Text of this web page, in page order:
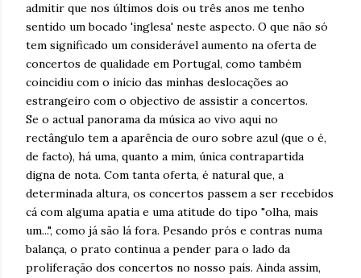
admitir que nos últimos dois ou três anos me tenho
sentido um bocado 'inglesa' neste aspecto. O que não só
tem significado um considerável aumento na oferta de
concertos de qualidade em Portugal, como também
coincidiu com o início das minhas deslocações ao
estrangeiro com o objectivo de assistir a concertos.
Se o actual panorama da música ao vivo aqui no
rectângulo tem a aparência de ouro sobre azul (que o é,
de facto), há uma, quanto a mim, única contrapartida
digna de nota. Com tanta oferta, é natural que, a
determinada altura, os concertos passem a ser recebidos
cá com alguma apatia e uma atitude do tipo "olha, mais
um...", como já são lá fora. Pesando prós e contras numa
balança, o prato continua a pender para o lado da
proliferação dos concertos no nosso país. Ainda assim,